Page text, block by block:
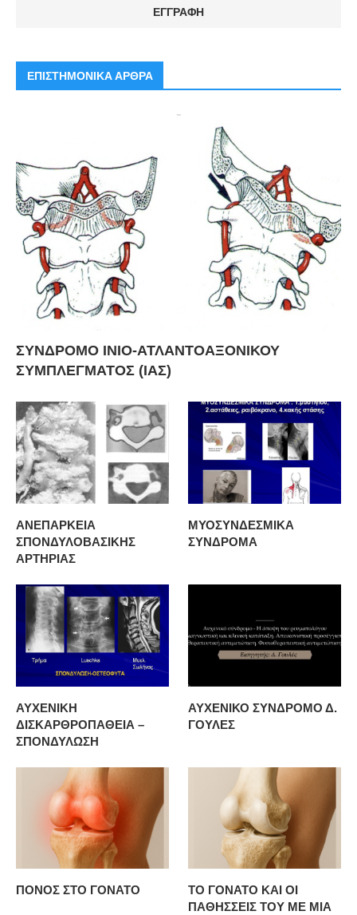
ΕΠΙΣΤΗΜΟΝΙΚΑ ΑΡΘΡΑ
ΣΥΝΔΡΟΜΟ ΙΝΙΟ-ΑΤΛΑΝΤΟΑΞΟΝΙΚΟΥ
ΣΥΜΠΛΕΓΜΑΤΟΣ (ΙΑΣ)
ΑΝΕΠΑΡΚΕΙΑ
ΣΠΟΝΔΥΛΟΒΑΣΙΚΗΣ
ΑΡΤΗΡΙΑΣ
ΜΥΟΣΥΝΔΕΣΜΙΚΑ
ΣΥΝΔΡΟΜΑ
ΑΥΧΕΝΙΚΗ
ΔΙΣΚΑΡΘΡΟΠΑΘΕΙΑ –
ΣΠΟΝΔΥΛΩΣΗ
ΑΥΧΕΝΙΚΟ ΣΥΝΔΡΟΜΟ Δ.
ΓΟΥΛΕΣ
ΠΟΝΟΣ ΣΤΟ ΓΟΝΑΤΟ
ΤΟ ΓΟΝΑΤΟ ΚΑΙ ΟΙ
ΠΑΘΗΣΣΕΙΣ ΤΟΥ ΜΕ ΜΙΑ